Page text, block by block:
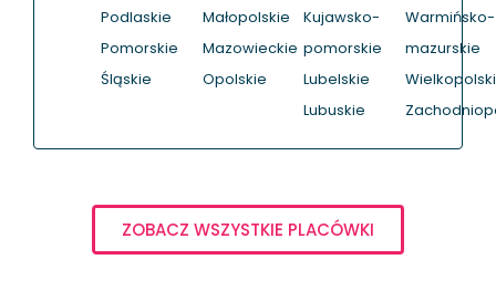
Podlaskie
Pomorskie
Śląskie
Małopolskie
Mazowieckie
Opolskie
Kujawsko-
pomorskie
Lubelskie
Lubuskie
Warmińsko-
mazurskie
ZOBACZ WSZYSTKIE PLACÓWKI